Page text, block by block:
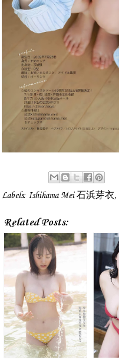
Labels: Ishihama Mei 石浜芽衣,
Related Posts: